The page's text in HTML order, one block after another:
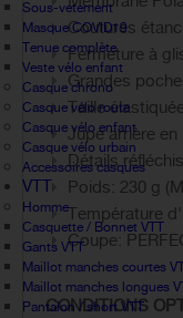
Sous-vetement
Masque COVID19
Tenue complète
Veste vélo enfant
Casque chrono
Casque vélo route
Casque vélo enfant
Casque vélo urbain
Accessoires casques
VTT
Homme
Casquette / Bonnet VTT
Gants VTT
Maillot manches courtes
Maillot manches longues
Pantalon / short VTT
Coutures
Fermeture à
Grandes
Taille
Jupe arrière en
Détails
Poids: 230 g
Température
Coupe:
CONDITIONS